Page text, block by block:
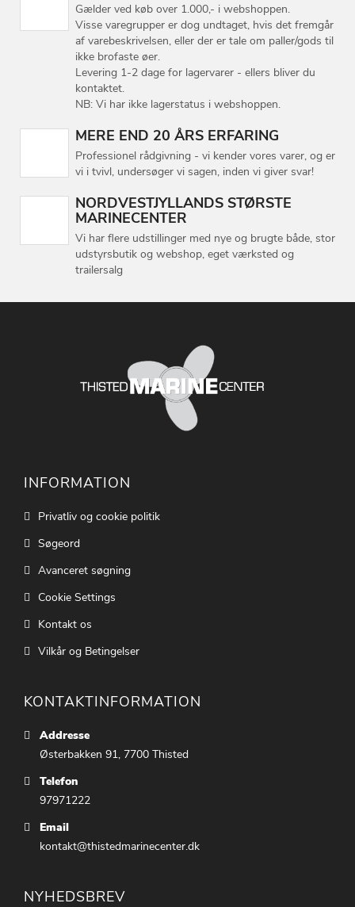
Gælder ved køb over 1.000,- i webshoppen.
Visse varegrupper er dog undtaget, hvis det fremgår
af varebeskrivelsen, eller der er tale om paller/gods til
ikke brofaste øer.
Levering 1-2 dage for lagervarer - ellers bliver du
kontaktet.
NB: Vi har ikke lagerstatus i webshoppen.
MERE END 20 ÅRS ERFARING
Professionel rådgivning - vi kender vores varer, og er
vi i tvivl, undersøger vi sagen, inden vi giver svar!
NORDVESTJYLLANDS STØRSTE
MARINECENTER
Vi har flere udstillinger med nye og brugte både, stor
udstyrsbutik og webshop, eget værksted og
trailersalg
INFORMATION
Privatliv og cookie politik
Søgeord
Avanceret søgning
Cookie Settings
Kontakt os
Vilkår og Betingelser
KONTAKTINFORMATION
Addresse
Østerbakken 91, 7700 Thisted
Telefon
97971222
Email
kontakt@thistedmarinecenter.dk
NYHEDSBREV